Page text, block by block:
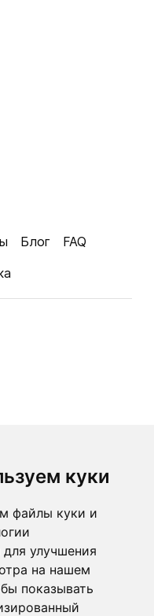
куки
файлы куки и
улучшения
на нашем
показывать
Блог
FAQ
не несет
стоимость и